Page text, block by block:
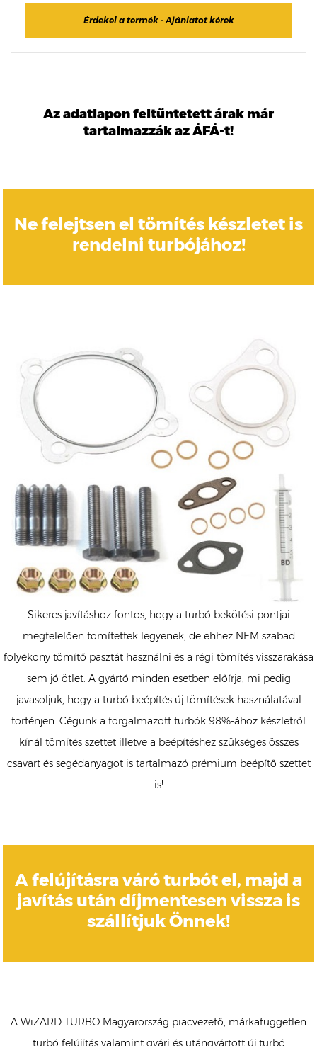
Érdekel a termék - Ajánlatot kérek
Az adatlapon feltűntetett árak már
tartalmazzák az ÁFÁ-t!
Ne felejtsen el tömítés készletet is
rendelni turbójához!
Sikeres javításhoz fontos, hogy a turbó bekötési pontjai
megfelelően tömítettek legyenek, de ehhez NEM szabad
folyékony tömítő pasztát használni és a régi tömítés visszarakása
sem jó ötlet. A gyártó minden esetben előírja, mi pedig
javasoljuk, hogy a turbó beépítés új tömítések használatával
történjen. Cégünk a forgalmazott turbók 98%-ához készletről
kínál tömítés szettet illetve a beépítéshez szükséges összes
csavart és segédanyagot is tartalmazó prémium beépítő szettet
is!
A felújításra váró turbót el, majd a
javítás után díjmentesen vissza is
szállítjuk Önnek!
A WiZARD TURBO Magyarország piacvezető, márkafüggetlen
turbó felújítás valamint gyári és utángyártott új turbó